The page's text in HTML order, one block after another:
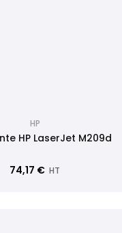
HP
HP LaserJet M209d
74,17 € HT